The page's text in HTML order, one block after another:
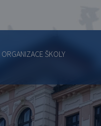
ORGANIZACE ŠKOLY